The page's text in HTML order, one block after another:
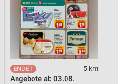
5 km
Angebote ab 03.08.